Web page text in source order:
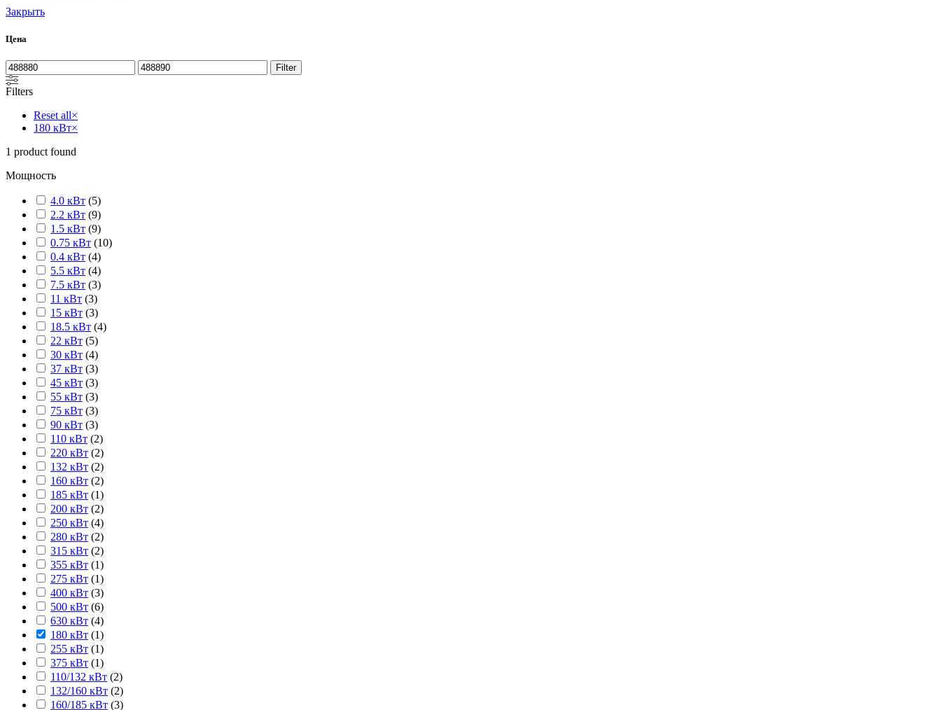
Закрыть
Цена
Filter
Filters
Reset all×
180 кВт×
1 product found
Мощность
4.0 кВт (5)
2.2 кВт (9)
1.5 кВт (9)
0.75 кВт (10)
0.4 кВт (4)
5.5 кВт (4)
7.5 кВт (3)
11 кВт (3)
15 кВт (3)
18.5 кВт (4)
22 кВт (5)
30 кВт (4)
37 кВт (3)
45 кВт (3)
55 кВт (3)
75 кВт (3)
90 кВт (3)
110 кВт (2)
220 кВт (2)
132 кВт (2)
160 кВт (2)
185 кВт (1)
200 кВт (2)
250 кВт (4)
280 кВт (2)
315 кВт (2)
355 кВт (1)
275 кВт (1)
400 кВт (3)
500 кВт (6)
630 кВт (4)
180 кВт (1)
255 кВт (1)
375 кВт (1)
110/132 кВт (2)
132/160 кВт (2)
160/185 кВт (3)